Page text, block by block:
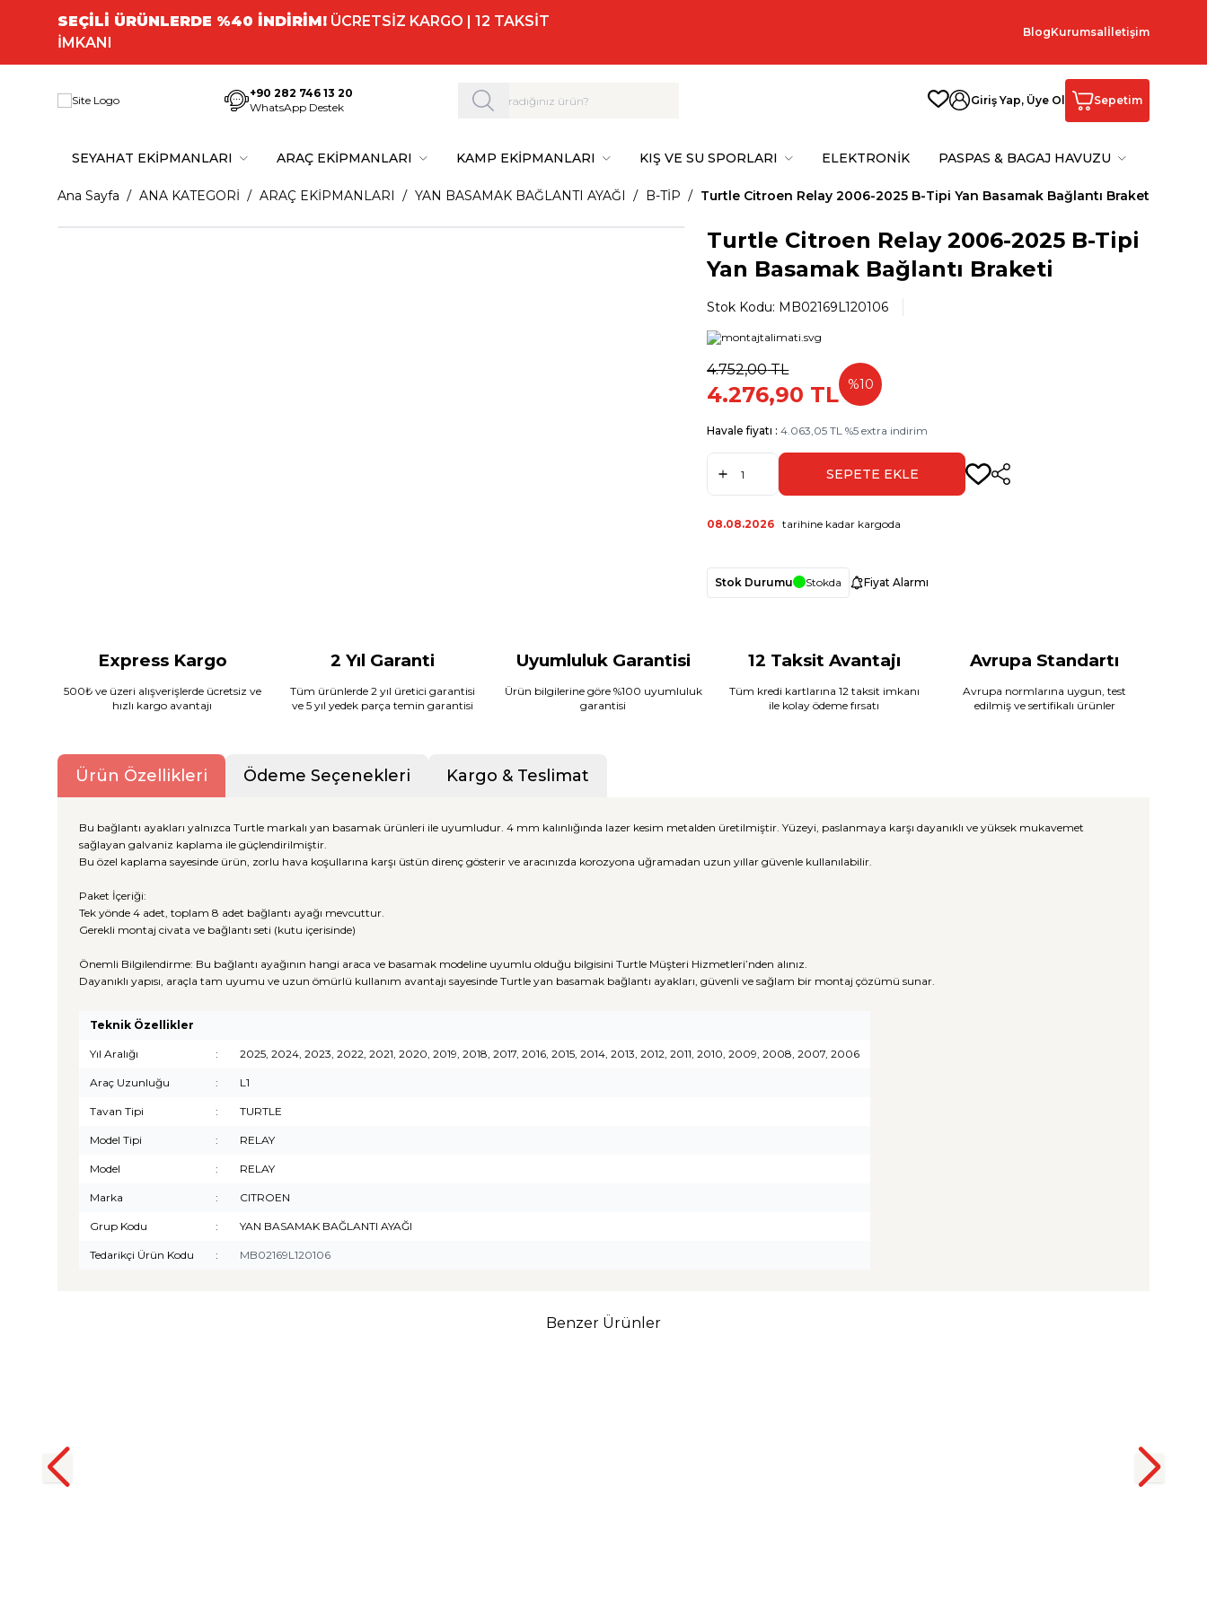
SEÇİLİ ÜRÜNLERDE %40 İNDİRİM! ÜCRETSİZ KARGO | 12 TAKSİT
İMKANI
BlogKurumsal İletişim
+90 282 746 13 20
WhatsApp Destek
Giriş Yap, Üye Ol Sepetim
SEYAHAT EKİPMANLARI ARAÇ EKİPMANLARI KAMP EKİPMANLARI KIŞ VE SU SPORLARI ELEKTRONİK PASPAS & BAGAJ HAVUZU
Ana Sayfa ANA KATEGORİ ARAÇ EKİPMANLARI YAN BASAMAK BAĞLANTI AYAĞI B-TİP Turtle Citroen Relay 2006-2025 B-Tipi Yan Basamak Bağlantı Braketi
Turtle Citroen Relay 2006-2025 B-Tipi
Yan Basamak Bağlantı Braketi
Stok Kodu: MB02169L120106
4.752,00TL
4.276,90 TL %10
Havale fiyatı :4.063,05 TL%5 extra indirim
SEPETE EKLE Paylaş
08.08.2026 tarihine kadar kargoda
Stok Durumu Stokda Fiyat Alarmı
Express Kargo
500₺ ve üzeri alışverişlerde ücretsiz ve
hızlı kargo avantajı
2 Yıl Garanti
Tüm ürünlerde 2 yıl üretici garantisi
ve 5 yıl yedek parça temin garantisi
Uyumluluk Garantisi
Ürün bilgilerine göre %100 uyumluluk
garantisi
12 Taksit Avantajı
Tüm kredi kartlarına 12 taksit imkanı
ile kolay ödeme fırsatı
Avrupa Standartı
Avrupa normlarına uygun, test
edilmiş ve sertifikalı ürünler
Ürün Özellikleri Ödeme Seçenekleri Kargo & Teslimat
Bu bağlantı ayakları yalnızca Turtle markalı yan basamak ürünleri ile uyumludur. 4 mm kalınlığında lazer kesim metalden üretilmiştir. Yüzeyi, paslanmaya karşı dayanıklı ve yüksek mukavemet
sağlayan galvaniz kaplama ile güçlendirilmiştir.
Bu özel kaplama sayesinde ürün, zorlu hava koşullarına karşı üstün direnç gösterir ve aracınızda korozyona uğramadan uzun yıllar güvenle kullanılabilir.
Paket İçeriği:
Tek yönde 4 adet, toplam 8 adet bağlantı ayağı mevcuttur.
Gerekli montaj civata ve bağlantı seti (kutu içerisinde)
Önemli Bilgilendirme: Bu bağlantı ayağının hangi araca ve basamak modeline uyumlu olduğu bilgisini Turtle Müşteri Hizmetleri’nden alınız.
Dayanıklı yapısı, araçla tam uyumu ve uzun ömürlü kullanım avantajı sayesinde Turtle yan basamak bağlantı ayakları, güvenli ve sağlam bir montaj çözümü sunar.
Teknik Özellikler
Yıl Aralığı : 2025, 2024, 2023, 2022, 2021, 2020, 2019, 2018, 2017, 2016, 2015, 2014, 2013, 2012, 2011, 2010, 2009, 2008, 2007, 2006
Araç Uzunluğu : L1
Tavan Tipi : TURTLE
Model Tipi : RELAY
Model : RELAY
Marka : CITROEN
Grup Kodu : YAN BASAMAK BAĞLANTI AYAĞI
Tedarikçi Ürün Kodu : MB02169L120106
Benzer Ürünler
₺